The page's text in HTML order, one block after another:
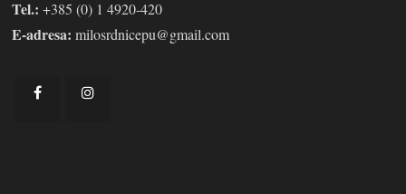
Tel.:+385 (0) 1 4920-420
E-adresa:milosrdnicepu@gmail.com